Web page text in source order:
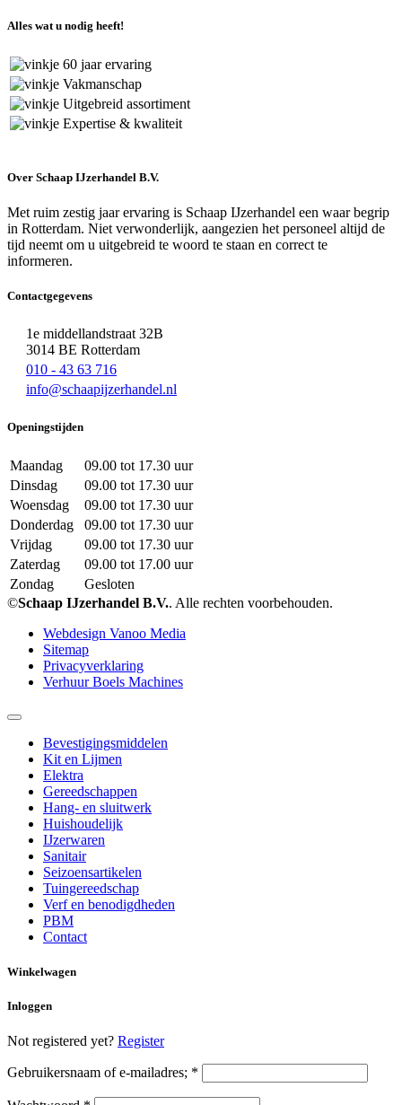
Alles wat u nodig heeft!
60 jaar ervaring
Vakmanschap
Uitgebreid assortiment
Expertise & kwaliteit
Over Schaap IJzerhandel B.V.
Met ruim zestig jaar ervaring is Schaap IJzerhandel een waar begrip
in Rotterdam. Niet verwonderlijk, aangezien het personeel altijd de
tijd neemt om u uitgebreid te woord te staan en correct te
informeren.
Contactgegevens
1e middellandstraat 32B
3014 BE Rotterdam
010 - 43 63 716
info@schaapijzerhandel.nl
Openingstijden
Maandag
09.00 tot 17.30 uur
Dinsdag
09.00 tot 17.30 uur
Woensdag
09.00 tot 17.30 uur
Donderdag
09.00 tot 17.30 uur
Vrijdag
09.00 tot 17.30 uur
Zaterdag
09.00 tot 17.00 uur
Zondag
Gesloten
©Schaap IJzerhandel B.V.. Alle rechten voorbehouden.
Webdesign Vanoo Media
Sitemap
Privacyverklaring
Verhuur Boels Machines
Bevestigingsmiddelen
Kit en Lijmen
Elektra
Gereedschappen
Hang- en sluitwerk
Huishoudelijk
IJzerwaren
Sanitair
Seizoensartikelen
Tuingereedschap
Verf en benodigdheden
PBM
Contact
Winkelwagen
Inloggen
Not registered yet? Register
Gebruikersnaam of e-mailadres; *